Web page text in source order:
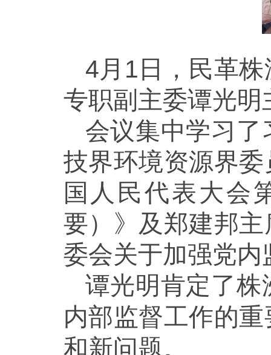
4月1日，民革
专职副主委谭光明
会议集中学习
技界环境资源界
国人民代表大会
要）》及郑建邦
委会关于加强党
谭光明肯定了
内部监督工作的
和新问题。